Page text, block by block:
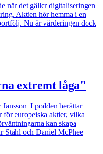
när det gäller digitaliseringen
Aktien hör hemma i en
Nu är värderingen dock
extremt låga"
I podden berättar
för europeiska aktier, vilka
kan skapa
Ståhl och Daniel McPhee